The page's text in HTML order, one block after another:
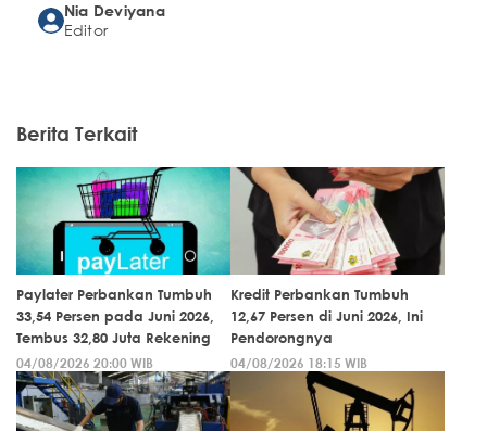
Nia Deviyana
Editor
Berita Terkait
Paylater Perbankan Tumbuh
33,54 Persen pada Juni 2026,
Tembus 32,80 Juta Rekening
04/08/2026 20:00 WIB
Kredit Perbankan Tumbuh
12,67 Persen di Juni 2026, Ini
Pendorongnya
04/08/2026 18:15 WIB